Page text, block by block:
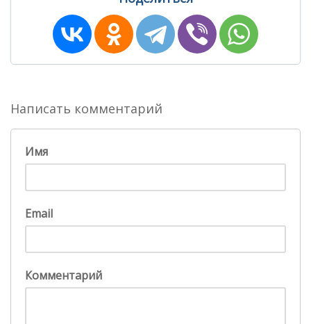
Написать комментарий
Имя
Email
Комментарий